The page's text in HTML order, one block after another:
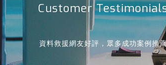
Customer
資料救援網友好評，眾多成功案例推